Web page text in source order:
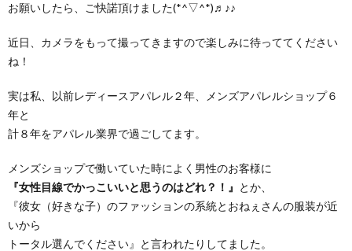
お願いしたら、ご快諾頂けました(*^▽^*)♬♪♪
近日、カメラをもって撮ってきますので楽しみに待っててください
ね！
実は私、以前レディースアパレル２年、メンズアパレルショップ６
年と
計８年をアパレル業界で過ごしてます。
メンズショップで働いていた時によく男性のお客様に
『女性目線でかっこいいと思うのはどれ？！』 とか、
『彼女（好きな子）のファッションの系統とおねぇさんの服装が近
いから
トータル選んでください』と言われたりしてました。